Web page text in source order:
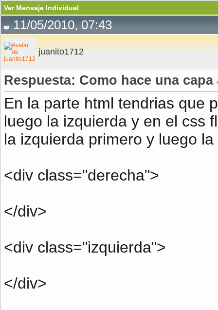
Ver Mensaje Individual
11/05/2010, 07:43
juanito1712
Respuesta: Como hace una
En la parte html tendrias que
luego la izquierda y en el css
la izquierda primero y luego
<div class="derecha">
</div>
<div class="izquierda">
</div>